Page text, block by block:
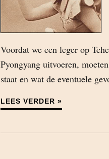
Voordat we een leger op
Pyongyang uitvoeren,
staat en wat de eventuele
LEES VERDER »